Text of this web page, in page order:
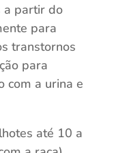
a partir do
para
transtornos
para
com a urina e
até 10 a